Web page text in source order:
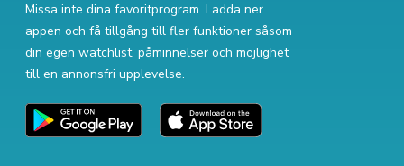
Missa inte dina favoritprogram. Ladda ner
appen och få tillgång till fler funktioner såsom
din egen watchlist, påminnelser och möjlighet
till en annonsfri upplevelse.